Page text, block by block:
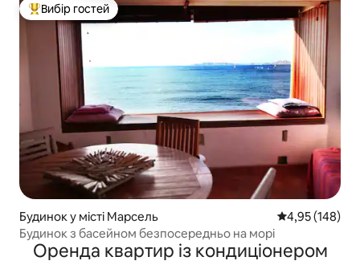
Топ вибір гостей
Вибір гостей
Будинок у місті Марсель Середня
4,95 (148)
Будинок з басейном безпосередньо на морі
Оренда квартир із кондиціонером